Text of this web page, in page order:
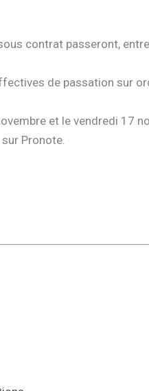
contrat passeront,
de passation sur
et le vendredi 17
Pronote.